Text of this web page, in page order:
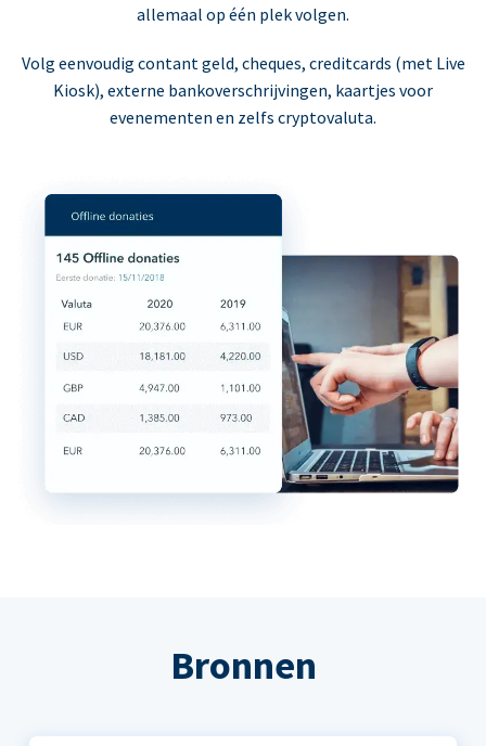
allemaal op één plek volgen.
Volg eenvoudig contant geld, cheques, creditcards (met Live
Kiosk), externe bankoverschrijvingen, kaartjes voor
evenementen en zelfs cryptovaluta.
Bronnen